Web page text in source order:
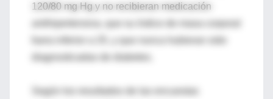
120/80 mg Hg y no recibieran medicación
diagnosticadas de diabetes.
Según los resultados de las encuestas